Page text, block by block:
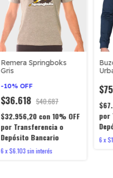
Remera Springboks
Gris
-10% OFF
$36.618 $40.687
$32.956,20 con 10% OFF
por Transferencia o
Depósito Bancario
6 x $6.103 sin interés
por
6x